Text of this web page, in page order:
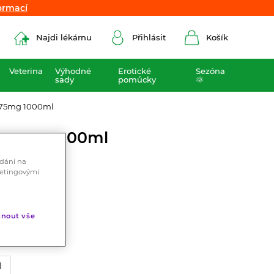
Najdi lékárnu Přihlásit Košík
Veterina
Výhodné
sady
Erotické
pomůcky
Sezóna
🌞
1000ml
1000ml
na
vše